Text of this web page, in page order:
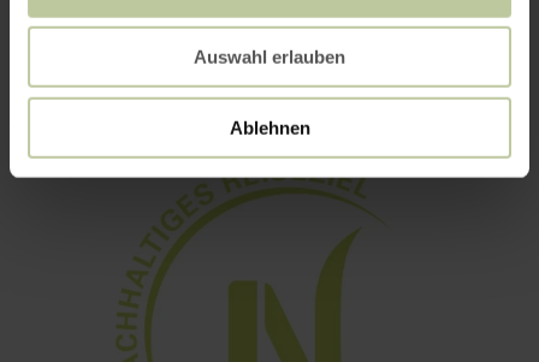
Auswahl erlauben
Ablehnen
Eifel-Blick "Bergfried"